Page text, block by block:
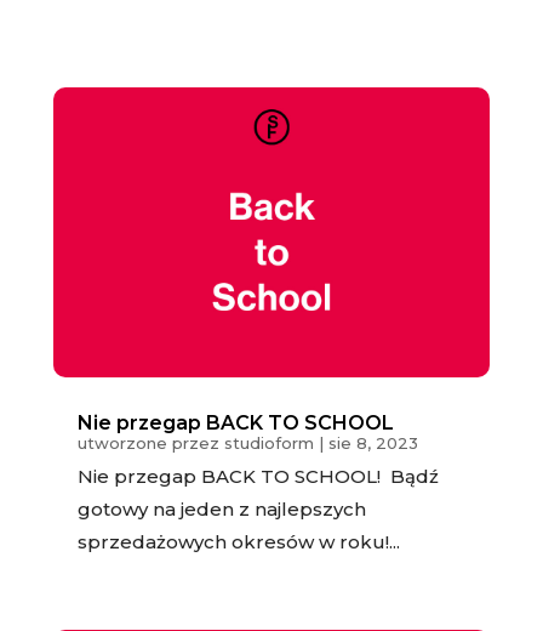
Nie przegap BACK TO SCHOOL
utworzone przez studioform | sie 8, 2023
Nie przegap BACK TO SCHOOL! Bądź
gotowy na jeden z najlepszych
sprzedażowych okresów w roku!...